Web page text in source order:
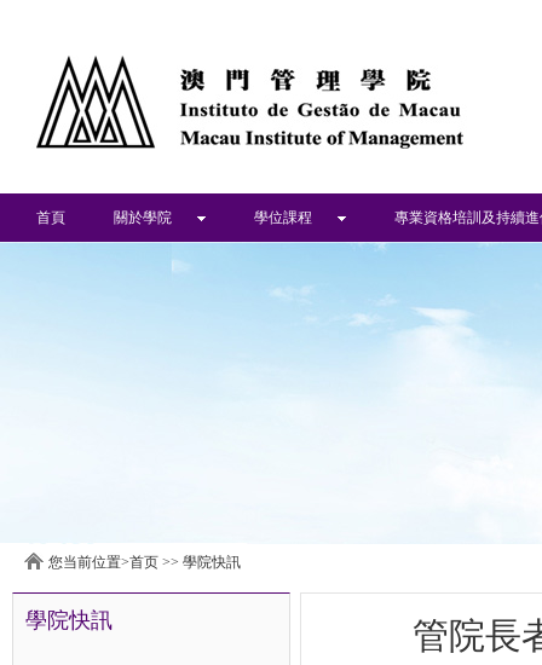
首頁 關於學院 學位課程 專業資格培訓及持續
您当前位置>首页 >> 學院快訊
學院快訊
管院長